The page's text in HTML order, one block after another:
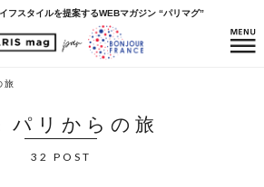
フスタイルを提案するWEBマガジン “パリマグ”
旅
パリからの旅
32 POST